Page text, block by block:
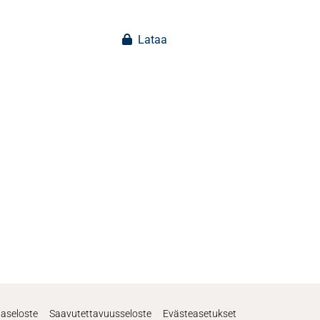
Lataa
Saavutettavuusseloste Evästeasetukset